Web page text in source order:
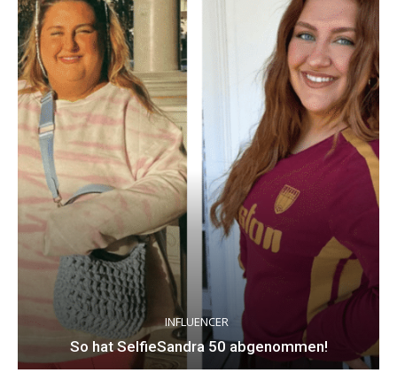
INFLUENCER
So hat SelfieSandra 50 abgenommen!